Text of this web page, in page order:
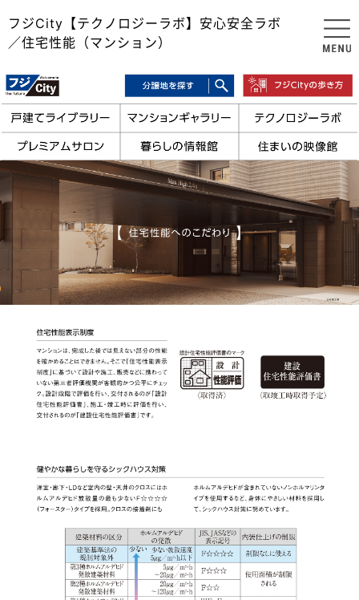
フジCity【テクノロジーラボ】安心安全ラボ
／住宅性能（マンション）